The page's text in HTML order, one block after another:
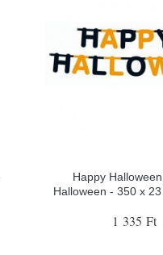
Happy
Halloween - 350 x
1 335 Ft